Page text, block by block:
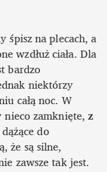
śpisz na plecach, a
wzdłuż ciała. Dla
bardzo
niektórzy
całą noc. W
nieco zamknięte, z
do
że są silne,
zawsze tak jest.